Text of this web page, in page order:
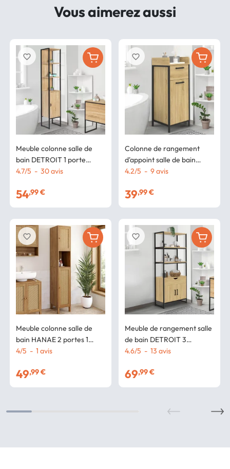
Vous aimerez aussi
Meuble colonne salle de
bain DETROIT 1 porte
design industriel
4.7/5 - 30avis
54,99 €
favorite_border
Meuble colonne salle de
bain HANAE 2 portes 1
niche effet naturel cannage
4/5 - 1 avis
49,99 €
favorite_border
Colonne de rangement
d'appoint salle de bain
DETROIT 1 tiroir 1 placard
4.2/5 - 9avis
39,99 €
favorite_border
Meuble de rangement salle
de bain DETROIT 3
étagères 1 placard 1 tiroir
4.6/5 - 13 avis
69,99 €
favorite_border